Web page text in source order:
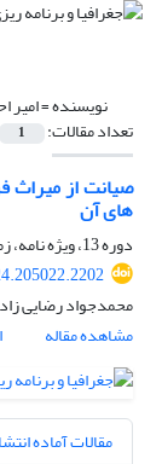
نویسنده =امیر
تعداد مقالات: 1
صیانت از
های آن
دوره 13، ویژه نامه، زمستان 1402، صفحه
محمدجواد رضایی
مشاهده مقاله
مقالات آماده